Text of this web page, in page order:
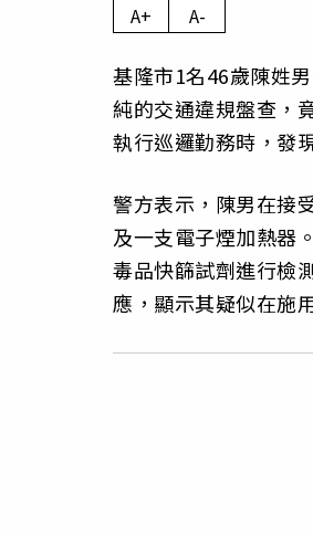
A+ A-
基隆市1名46歲陳姓
純的交通違規盤查，
執行巡邏勤務時，發
警方表示，陳男在接
及一支電子煙加熱器
毒品快篩試劑進行檢
應，顯示其疑似在施